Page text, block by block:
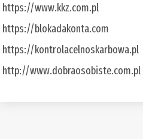
https://www.kkz.com.pl
https://blokadakonta.com
https://kontrolacelnoskarbowa.pl
http://www.dobraosobiste.com.pl